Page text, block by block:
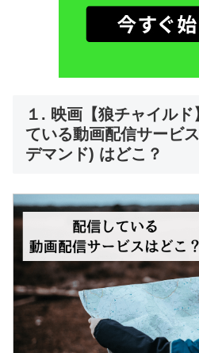
１. 映画【狼チャイル
ている動画配信サービ
デマンド) はどこ？